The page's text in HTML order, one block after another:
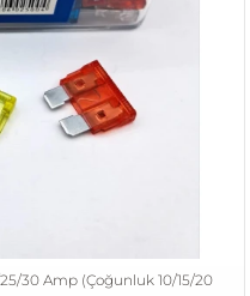
30 Amp (Çoğunluk 10/15/20